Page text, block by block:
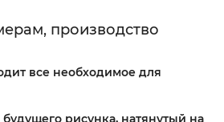
производство
все необходимое для
будущего рисунка, натянутый на